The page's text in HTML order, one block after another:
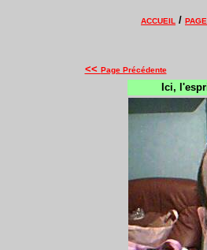
ACCUEIL /
<< Page Précédente
Ici,